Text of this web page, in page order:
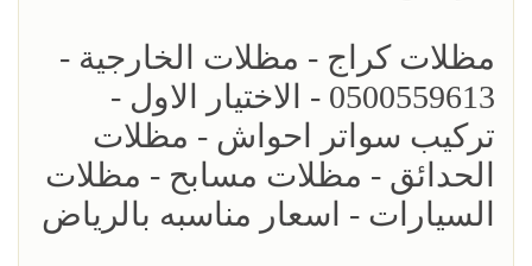
مظلات كراج - مظلات الخارجية -
0500559613 - الاختيار الاول -
تركيب سواتر احواش - مظلات
الحدائق - مظلات مسابح - مظلات
السيارات - اسعار مناسبه بالرياض